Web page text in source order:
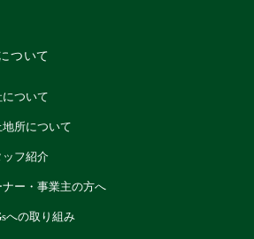
ついて
について
地所について
ッフ紹介
ナー・事業主の方へ
への取り組み